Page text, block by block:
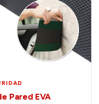
Pared EVA